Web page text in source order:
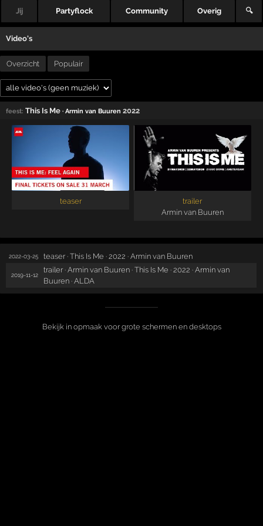
Jij Partyflock Community Overig 🔍
Video's
Overzicht Populair
feest: This Is Me · Armin van Buuren 2022
teaser
trailer
Armin van Buuren
2022-03-25 teaser · This Is Me · 2022 · Armin van Buuren
2019-11-12
trailer · Armin van Buuren · This Is Me · 2022 · Armin van
Buuren · ALDA
Bekijk in opmaak voor grote schermen en desktops